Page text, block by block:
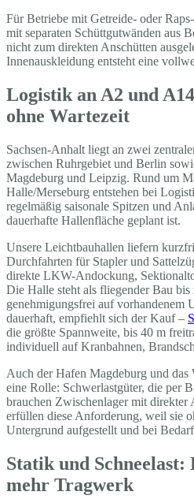
Für Betriebe mit Getreide- oder
mit separaten Schüttgutwänden aus
nicht zum direkten Anschütten
Innenauskleidung entsteht eine
Logistik an A2 und
ohne Wartezeit
Sachsen-Anhalt liegt an zwei
zwischen Ruhrgebiet und Berlin
Magdeburg und Leipzig. Rund um
Halle/Merseburg entstehen bei
regelmäßig saisonale Spitzen und
dauerhafte Hallenfläche geplant ist.
Unsere Leichtbauhallen liefern
Durchfahrten für Stapler und
direkte LKW-Andockung,
Die Halle steht als fliegender Bau bis
genehmigungsfrei auf vorhandenem
dauerhaft, empfiehlt sich der Kauf –
die größte Spannweite, bis 40 m
individuell auf Kranbahnen,
Auch der Hafen Magdeburg und das
eine Rolle: Schwerlastgüter, die per
brauchen Zwischenlager mit direkter
erfüllen diese Anforderung, weil sie
Untergrund aufgestellt und bei
Statik und
mehr Tragwerk